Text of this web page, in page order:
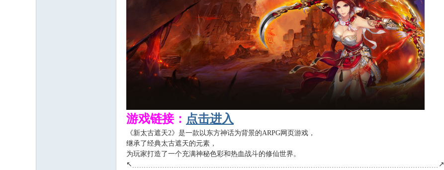
游戏链接： 点击进入
《新太古遮天2》是一款以东方神话为背景的ARPG网页游戏，
继承了经典太古遮天的元素，
为玩家打造了一个充满神秘色彩和热血战斗的修仙世界。
↖﹍﹍﹍﹍﹍﹍﹍﹍﹍﹍﹍﹍﹍﹍﹍﹍﹍﹍﹍﹍﹍﹍﹍﹍﹍﹍﹍﹍﹍﹍﹍﹍﹍﹍﹍﹍﹍﹍﹍﹍﹍﹍﹍﹍↗